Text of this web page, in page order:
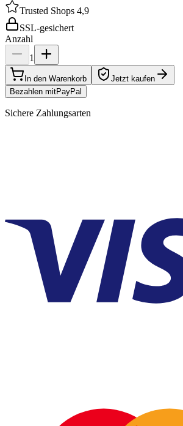
Trusted Shops 4,9
SSL-gesichert
Anzahl
1
In den Warenkorb
Jetzt kaufen
Bezahlen mitPayPal
Sichere Zahlungsarten